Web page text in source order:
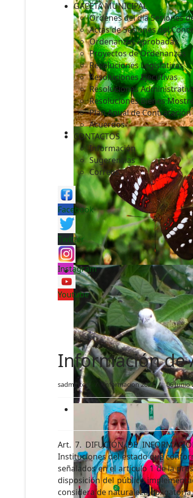
GACETA MUNICIPAL
Ordenes del día Sesiones
Actas de Sesiones del
Ordenanzas Aprobadas
Proyectos de Ordenanzas
Resoluciones Legislativas
Resoluciones Ejecutivas
Resoluciones
Resoluciones Bienes
Plan Anual de Contratación
Acuerdos
CONTACTOS
Información
Sugerencias
Correos
Facebook
Twitter
Instagram
Youtube
Información de
sadmintecc Informacion 2022 06 Junio
Art. 7. DIFUCIÓN DE
Instituciones del estado que
señalados en el artículo 1 de la
disposición del público
considera de naturaleza obligatoria.